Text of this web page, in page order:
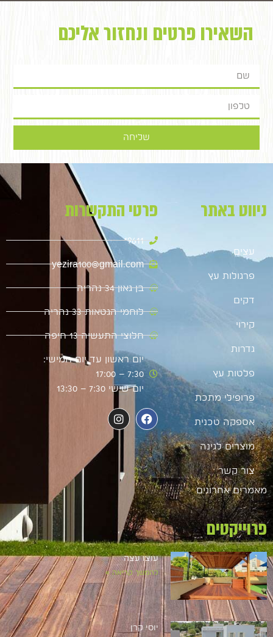
השאירו פרטים ונחזור אליכם
שליחה
ניווט באתר
עצים
פרגולות עץ
דקים
קירוי
גדרות
פלטות עץ
פרופילי מתכת
אספקה טכנית
מוצרים לגינה
צור קשר
מאמרים אחרונים
פרטי התקשרות
9611*
yezira100@gmail.com
בן גאון 34 נהריה
לוחמי הגטאות 33 נהריה
חלוצי התעשיה 13 חיפה
יום ראשון עד יום חמישי:
7:30 – 17:00
יום שישי 7:30 – 13:30
פרוייקטים
עוצו עצה
להמשך קריאה »
יוסי קרן